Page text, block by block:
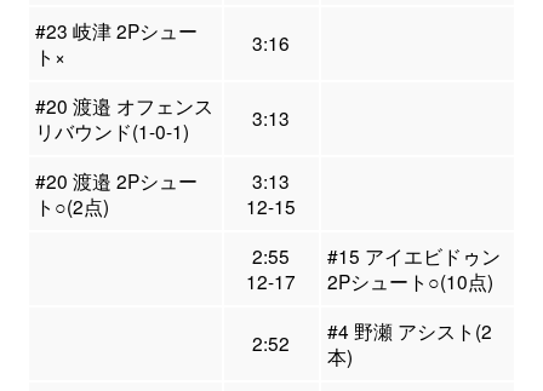
#23 岐津 2Pシュー
ト×
3:16
#20 渡邉 オフェンス
リバウンド(1-0-1)
3:13
#20 渡邉 2Pシュー
ト○(2点)
3:13
12-15
2:55
12-17
#15 アイエビドゥン
2Pシュート○(10点)
2:52
#4 野瀬 アシスト(2
本)